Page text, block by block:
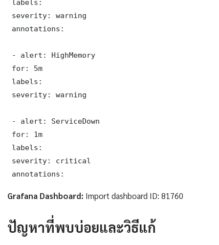
labels:
severity: warning
annotations:
- alert: HighMemory
for: 5m
labels:
severity: warning
- alert: ServiceDown
for: 1m
labels:
severity: critical
annotations:
Grafana Dashboard: Import dashboard ID: 81760
ปัญหาที่พบบ่อยและวิธีแก้